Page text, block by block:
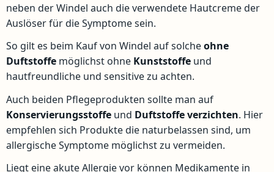
neben der Windel auch die verwendete Hautcreme der
Auslöser für die Symptome sein.
So gilt es beim Kauf von Windel auf solcheohne
Duftstoffe möglichst ohne Kunststoffe und
hautfreundliche und sensitive zu achten.
Auch beiden Pflegeprodukten sollte man auf
Konservierungsstoffe und Duftstoffeverzichten. Hier
empfehlen sich Produkte die naturbelassen sind, um
allergische Symptome möglichst zu vermeiden.
Liegt eine akute Allergie vor können Medikamente in